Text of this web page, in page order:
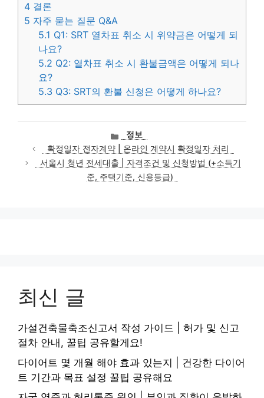
4 결론
5 자주 묻는 질문 Q&A
5.1 Q1: SRT 열차표 취소 시 위약금은 어떻게 되
나요?
5.2 Q2: 열차표 취소 시 환불금액은 어떻게 되나
요?
5.3 Q3: SRT의 환불 신청은 어떻게 하나요?
카
테
고
리
정보
확정일자 전자계약 | 온라인 계약시 확정일자 처리
서울시 청년 전세대출 | 자격조건 및 신청방법 (+소득기
준, 주택기준, 신용등급)
최신 글
가설건축물축조신고서 작성 가이드 | 허가 및 신고
절차 안내, 꿀팁 공유할게요!
다이어트 몇 개월 해야 효과 있는지 | 건강한 다이어
트 기간과 목표 설정 꿀팁 공유해요